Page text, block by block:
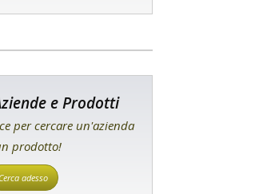
e Prodotti
per cercare un'azienda
prodotto!
adesso